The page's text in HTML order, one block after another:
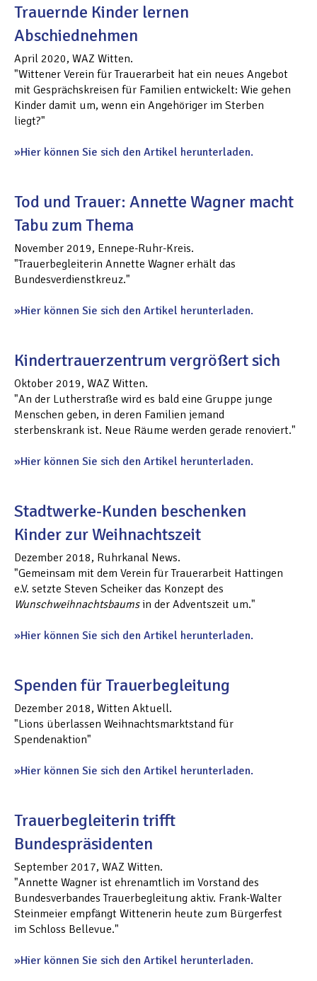
Trauernde Kinder lernen
Abschiednehmen
April 2020, WAZ Witten.
"Wittener Verein für Trauerarbeit hat ein neues Angebot
mit Gesprächskreisen für Familien entwickelt: Wie gehen
Kinder damit um, wenn ein Angehöriger im Sterben
liegt?"
Hier können Sie sich den Artikel herunterladen.
Tod und Trauer: Annette Wagner macht
Tabu zum Thema
November 2019, Ennepe-Ruhr-Kreis.
"Trauerbegleiterin Annette Wagner erhält das
Bundesverdienstkreuz."
Hier können Sie sich den Artikel herunterladen.
Kindertrauerzentrum vergrößert sich
Oktober 2019, WAZ Witten.
"An der Lutherstraße wird es bald eine Gruppe junge
Menschen geben, in deren Familien jemand
sterbenskrank ist. Neue Räume werden gerade renoviert."
Hier können Sie sich den Artikel herunterladen.
Stadtwerke-Kunden beschenken
Kinder zur Weihnachtszeit
Dezember 2018, Ruhrkanal News.
"Gemeinsam mit dem Verein für Trauerarbeit Hattingen
e.V. setzte Steven Scheiker das Konzept des
Wunschweihnachtsbaumsin der Adventszeit um."
Hier können Sie sich den Artikel herunterladen.
Spenden für Trauerbegleitung
Dezember 2018, Witten Aktuell.
"Lions überlassen Weihnachtsmarktstand für
Spendenaktion"
Hier können Sie sich den Artikel herunterladen.
Trauerbegleiterin trifft
Bundespräsidenten
September 2017, WAZ Witten.
"Annette Wagner ist ehrenamtlich im Vorstand des
Bundesverbandes Trauerbegleitung aktiv. Frank-Walter
Steinmeier empfängt Wittenerin heute zum Bürgerfest
im Schloss Bellevue."
Hier können Sie sich den Artikel herunterladen.